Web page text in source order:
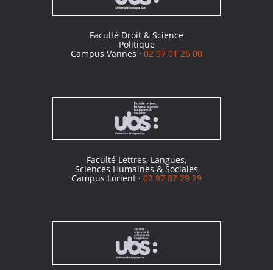
Faculté Droit & Science
Politique
Campus Vannes ·02 97 01 26 00
Faculté Lettres, Langues,
Sciences Humaines & Sociales
Campus Lorient · 02 97 87 29 29